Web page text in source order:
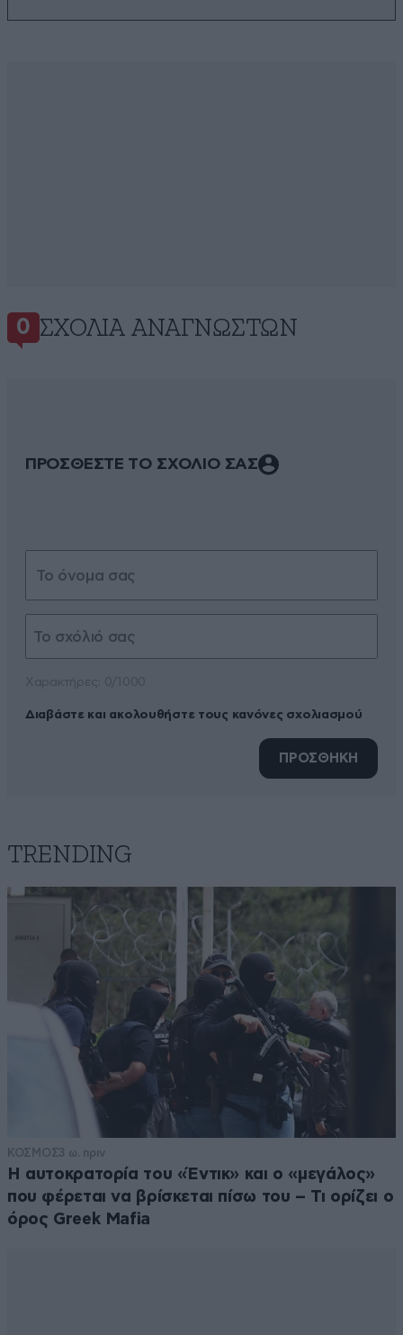
0 ΣΧΌΛΙΑ ΑΝΑΓΝΩΣΤΏΝ
ΠΡΟΣΘΕΣΤΕ ΤΟ ΣΧΟΛΙΟ ΣΑΣ
Διαβάστε και ακολουθήστε τους κανόνες σχολιασμού
ΠΡΟΣΘΗΚΗ
TRENDING
ΚΟΣΜΟΣ3 ω. πριν
Η αυτοκρατορία του «Έντικ» και ο «μεγάλος»
που φέρεται να βρίσκεται πίσω του – Τι ορίζει ο
όρος Greek Mafia